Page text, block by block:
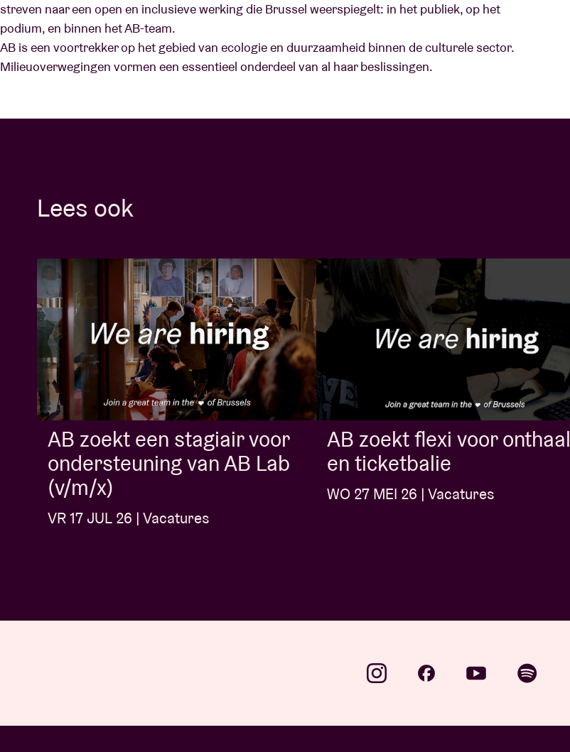
streven naar een open en inclusieve werking die Brussel weerspiegelt: in het publiek, op het
podium, en binnen het AB-team.
AB is een voortrekker op het gebied van ecologie en duurzaamheid binnen de culturele sector.
Milieuoverwegingen vormen een essentieel onderdeel van al haar beslissingen.
Lees ook
AB zoekt een stagiair voor
ondersteuning van AB Lab
(v/m/x)
VR 17 JUL 26 | Vacatures
AB zoekt flexi voor onthaal
en ticketbalie
WO 27 MEI 26 | Vacatures